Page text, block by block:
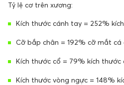
Tỷ lệ cơ trên xương:
Kích thước cánh tay = 252%
Cỡ bắp chân = 192% cỡ mắt cá
Kích thước cổ = 79% kích thước
Kích thước vòng ngực = 148%